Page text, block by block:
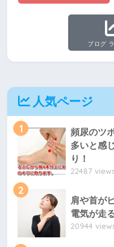
ブログ
人気ページ
1
頻尿のツ
多いと感
り！
22487
2
肩や首が
電気が走
20944